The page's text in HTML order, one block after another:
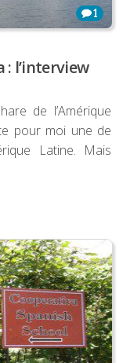
1
: l’interview
de l’Amérique
pour moi une de
Latine. Mais